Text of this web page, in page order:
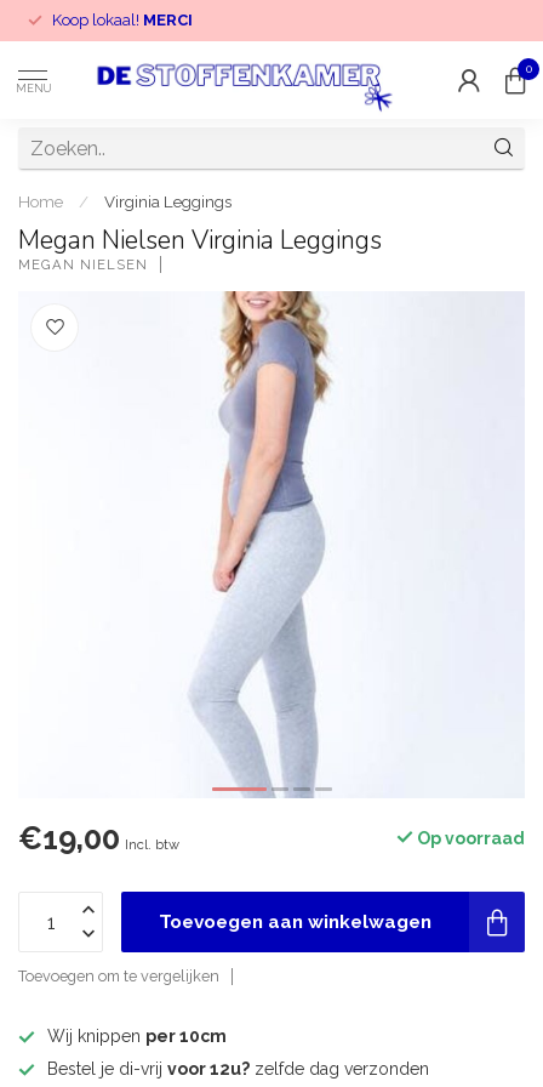
Koop lokaal! MERCI
MENU
0
Home / Virginia Leggings
Megan Nielsen Virginia Leggings
MEGAN NIELSEN
€19,00 Incl. btw Op voorraad
Toevoegen aan winkelwagen
Toevoegen om te vergelijken
Wij knippen per 10cm
Bestel je di-vrij voor 12u? zelfde dag verzonden